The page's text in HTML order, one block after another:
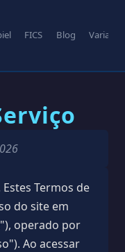
FICS Blog
Termos de
do site em
operado por
Ao acessar